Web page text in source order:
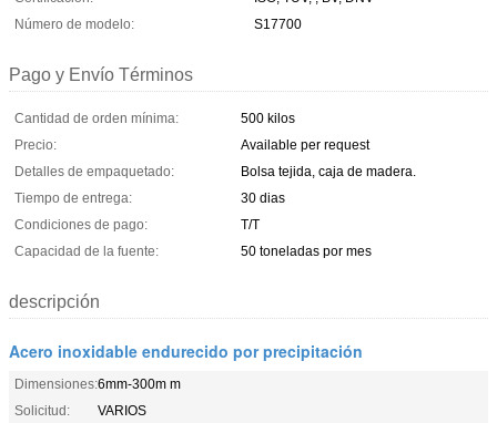
Número de modelo:
S17700
Pago y Envío Términos
Cantidad de orden mínima:
500 kilos
Precio:
Available per request
Detalles de empaquetado:
Bolsa tejida, caja de madera.
Tiempo de entrega:
30 dias
Condiciones de pago:
T/T
Capacidad de la fuente:
50 toneladas por mes
descripción
Acero inoxidable endurecido por precipitación
Dimensiones:6mm-300m m
Solicitud:
VARIOS